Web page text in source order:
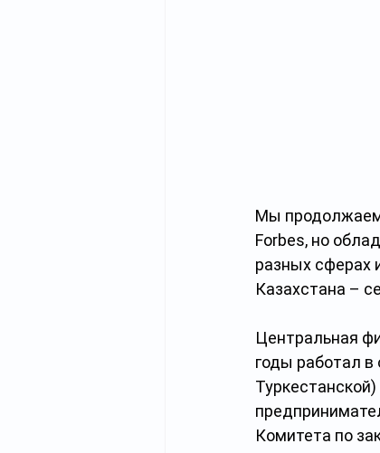
Мы продолжаем
Forbes, но
разных сферах
Казахстана –
Центральная
годы работал
Комитета по